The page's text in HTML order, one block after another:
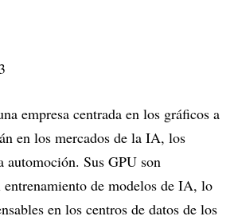
empresa centrada en los gráficos a
en los mercados de la IA, los
automoción. Sus GPU son
entrenamiento de modelos de IA, lo
en los centros de datos de los